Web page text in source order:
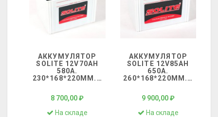
АККУМУЛЯТОР
SOLITE 12V70AH
580A.
230*168*220ММ. …
8 700,00 ₽
На складе
АККУМУЛЯТОР
SOLITE 12V85AH
650A.
260*168*220ММ.…
9 900,00 ₽
На складе